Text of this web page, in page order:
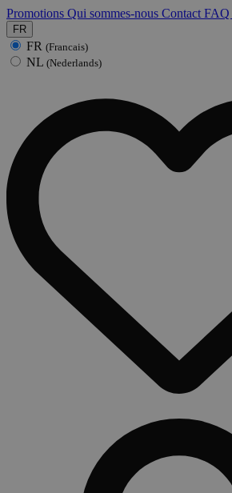
Promotions Qui sommes-nous Contact FAQ
FR
FR (Francais)
NL (Nederlands)